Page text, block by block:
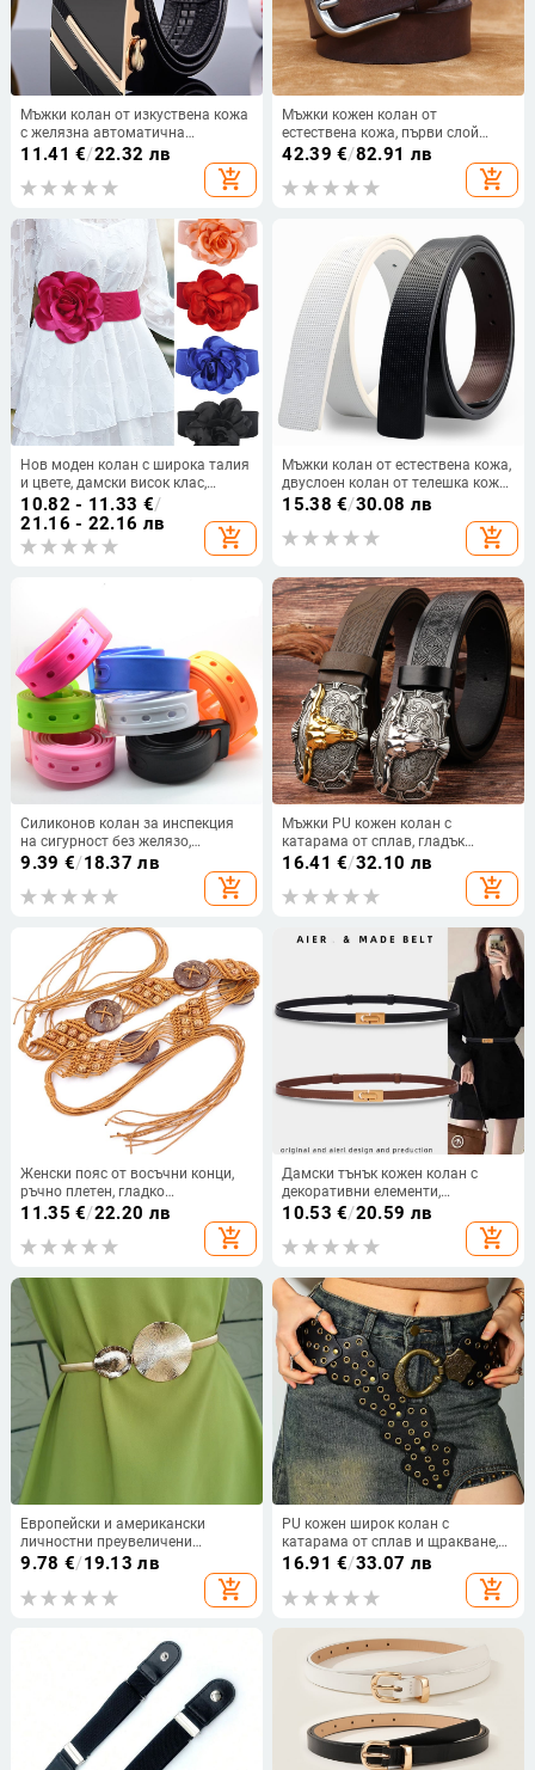
Мъжки колан от изкуствена кожа
с желязна автоматична
катарама, ширина 2-4 см, стил
11.41 €/22.32 лв
add_shopping_cart
Мъжки кожен колан от
естествена кожа, първи слой
телешка кожа, катарама от сплав
42.39 €/82.91 лв
add_shopping_cart
Нов моден колан с широка талия
и цвете, дамски висок клас,
универсална рокля, декоративен
колан за танци
10.82 - 11.33 €/
21.16 - 22.16 лв
add_shopping_cart
Мъжки колан от естествена кожа,
двуслоен колан от телешка кожа,
автоматична катарама, ширина
15.38 €/30.08 лв
add_shopping_cart
Силиконов колан за инспекция
на сигурност без желязо,
антиметален, регулируем,
фабричен специален колан за
деца и възрастни
9.39 €/18.37 лв
add_shopping_cart
Мъжки PU кожен колан с
катарама от сплав, гладък
закопчалник, ширина 2–4 см,
Taurus релеф мотив, винтидж
западен стил
16.41 €/32.10 лв
add_shopping_cart
Женски пояс от восъчни конци,
ръчно плетен, гладко
закопчаване, ширина 2–4 см
11.35 €/22.20 лв
add_shopping_cart
Дамски тънък кожен колан с
декоративни елементи,
регулируем и стилен,
универсален за рокли и костюми
10.53 €/20.59 лв
add_shopping_cart
Европейски и американски
личностни преувеличени
пръстени колан еластичен
еластичен метал декорация пола
аксесоари рокля верига за талия
9.78 €/19.13 лв
add_shopping_cart
PU кожен широк колан с
катарама от сплав и щракване,
ширина над 4 см, стил
универсален и минималистичен
16.91 €/33.07 лв
add_shopping_cart